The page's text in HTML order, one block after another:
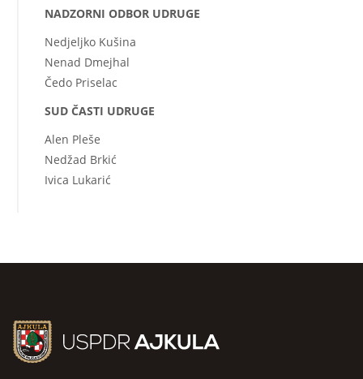
NADZORNI ODBOR UDRUGE
Nedjeljko Kušina
Nenad Dmejhal
Čedo Priselac
SUD ČASTI UDRUGE
Alen Pleše
Nedžad Brkić
Ivica Lukarić